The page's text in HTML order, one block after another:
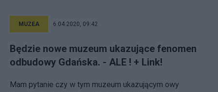
MUZEA 6.04.2020, 09:42
Będzie nowe muzeum ukazujące fenomen
odbudowy Gdańska. - ALE ! + Link!
Mam pytanie czy w tym muzeum ukazującym owy